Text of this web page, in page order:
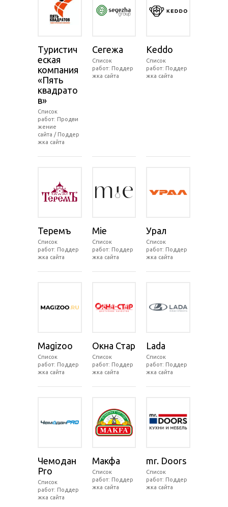
Туристич
еская
компания
«Пять
квадрато
в»
Список
работ: Продви
жение
сайта / Поддер
жка сайта
Сегежа
Список
работ: Поддер
жка сайта
Keddo
Список
работ: Поддер
жка сайта
Теремъ
Список
работ: Поддер
жка сайта
Mie
Список
работ: Поддер
жка сайта
Урал
Список
работ: Поддер
жка сайта
Magizoo
Список
работ: Поддер
жка сайта
Окна Стар
Список
работ: Поддер
жка сайта
Lada
Список
работ: Поддер
жка сайта
Чемодан
Pro
Список
работ: Поддер
жка сайта
Макфа
Список
работ: Поддер
жка сайта
mr. Doors
Список
работ: Поддер
жка сайта